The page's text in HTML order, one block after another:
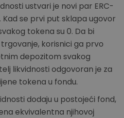
ustvari je novi par ERC-
se prvi put sklapa ugovor
tokena su 0. Da bi
korisnici ga prvo
depozitom svakog
likvidnosti odgovoran je za
tokena u fondu.
dodaju u postojeći fond,
ekvivalentna njihovoj